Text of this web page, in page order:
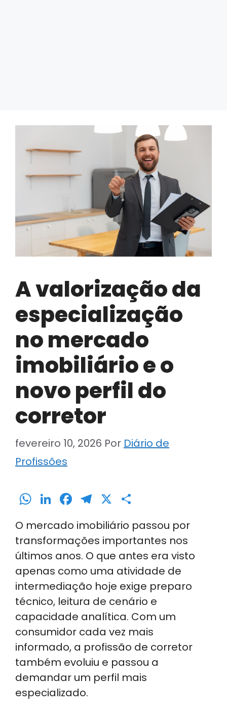
A valorização da
especialização
no mercado
imobiliário e o
novo perfil do
corretor
fevereiro 10, 2026 Por Diário de
Profissões
W
a
ts
A
p
p
Li
k
e
dI
n
F
c
e
b
o
o
k
T
e
gr
a
m
X
ar
e
O mercado imobiliário passou por
transformações importantes nos
últimos anos. O que antes era visto
apenas como uma atividade de
intermediação hoje exige preparo
técnico, leitura de cenário e
capacidade analítica. Com um
consumidor cada vez mais
informado, a profissão de corretor
também evoluiu e passou a
demandar um perfil mais
especializado.